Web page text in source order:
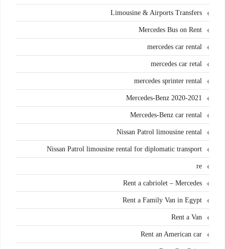
Limousine & Airports Transfers
Mercedes Bus on Rent
mercedes car rental
mercedes car retal
mercedes sprinter rental
Mercedes-Benz 2020-2021
Mercedes-Benz car rental
Nissan Patrol limousine rental
Nissan Patrol limousine rental for diplomatic transport
re
Rent a cabriolet – Mercedes
Rent a Family Van in Egypt
Rent a Van
Rent an American car